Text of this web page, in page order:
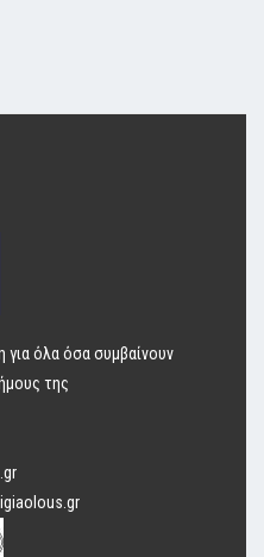
όλα όσα συμβαίνουν
της